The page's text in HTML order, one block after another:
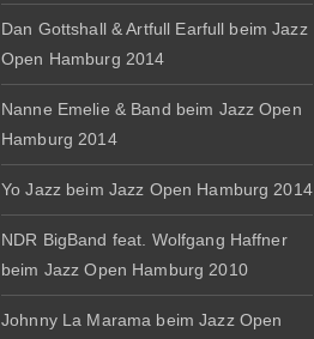
Dan Gottshall & Artfull Earfull beim Jazz
Open Hamburg 2014
Nanne Emelie & Band beim Jazz Open
Hamburg 2014
Yo Jazz beim Jazz Open Hamburg 2014
NDR BigBand feat. Wolfgang Haffner
beim Jazz Open Hamburg 2010
Johnny La Marama beim Jazz Open